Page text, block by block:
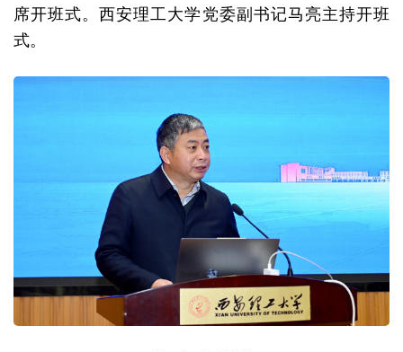
席开班式。西安理工大学党委副书记马亮主持开班
式。